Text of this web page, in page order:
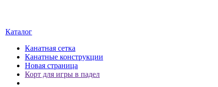
Каталог
Канатная сетка
Канатные конструкции
Новая страница
Корт для игры в падел